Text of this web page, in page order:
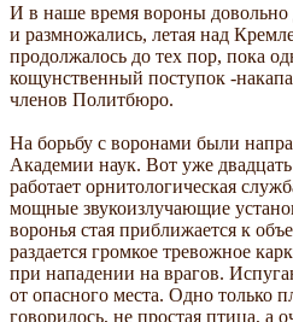
И в наше время вороны довольно
и размножались, летая над
продолжалось до тех пор, пока
кощунственный поступок -
членов Политбюро.
На борьбу с воронами были
Академии наук. Вот уже
работает орнитологическая
мощные звукоизлучающие
воронья стая приближается к
раздается громкое тревожное
при нападении на врагов.
от опасного места. Одно только
говорилось, не простая птица, а